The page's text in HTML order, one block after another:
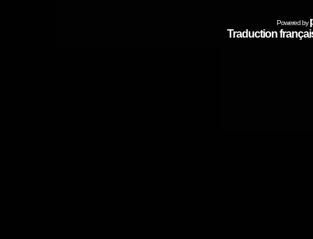
Powered by
Traduction